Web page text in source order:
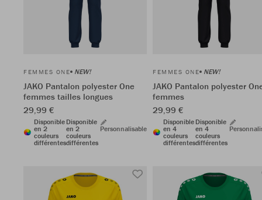
FEMMES ONE NEW!
JAKO Pantalon polyester One
femmes tailles longues
29,99 €
Disponible
en 2
couleurs
différentes
Disponible
en 2
couleurs
différentes
Personnalisable
FEMMES ONE NEW!
JAKO Pantalon polyester
femmes
29,99 €
Disponible
en 4
couleurs
différentes
Disponible
en 4
couleurs
différentes